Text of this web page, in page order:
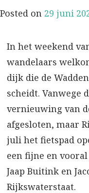
Posted on 29 juni
In het weekend
wandelaars
dijk die de
scheidt. Vanwege
vernieuwing van
afgesloten, maar
juli het fietspad
een fijne en
Jaap Buitink en
Rijkswaterstaat.